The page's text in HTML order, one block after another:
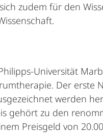
zudem für den
Universität
Der erste
werden
gehört zu den
Preisgeld von